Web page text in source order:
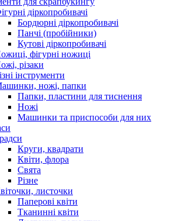
діркопробивачі
Бордюрні діркопробивачі
Панчі (пробійники)
Кутові діркопробивачі
фігурні ножиці
різаки
інструменти
ножі, папки
Папки, пластини для тиснення
Ножі
Машинки та приспособи для них
Круги, квадрати
Квіти, флора
Свята
Різне
листочки
Паперові квіти
Тканинні квіти